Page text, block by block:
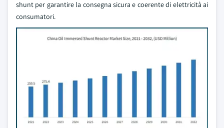
shunt per garantire la consegna sicura e coerente di elettricità ai
consumatori.